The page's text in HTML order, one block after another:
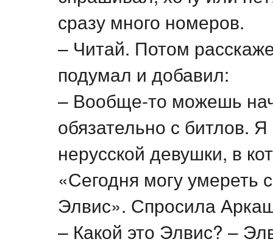
сразу много номеров.
– Читай. Потом
подумал и добавил:
– Вообще-то можешь
обязательно с битлов.
нерусской девушки, в
«Сегодня могу умереть
Элвис». Спросила
– Какой это Элвис? –